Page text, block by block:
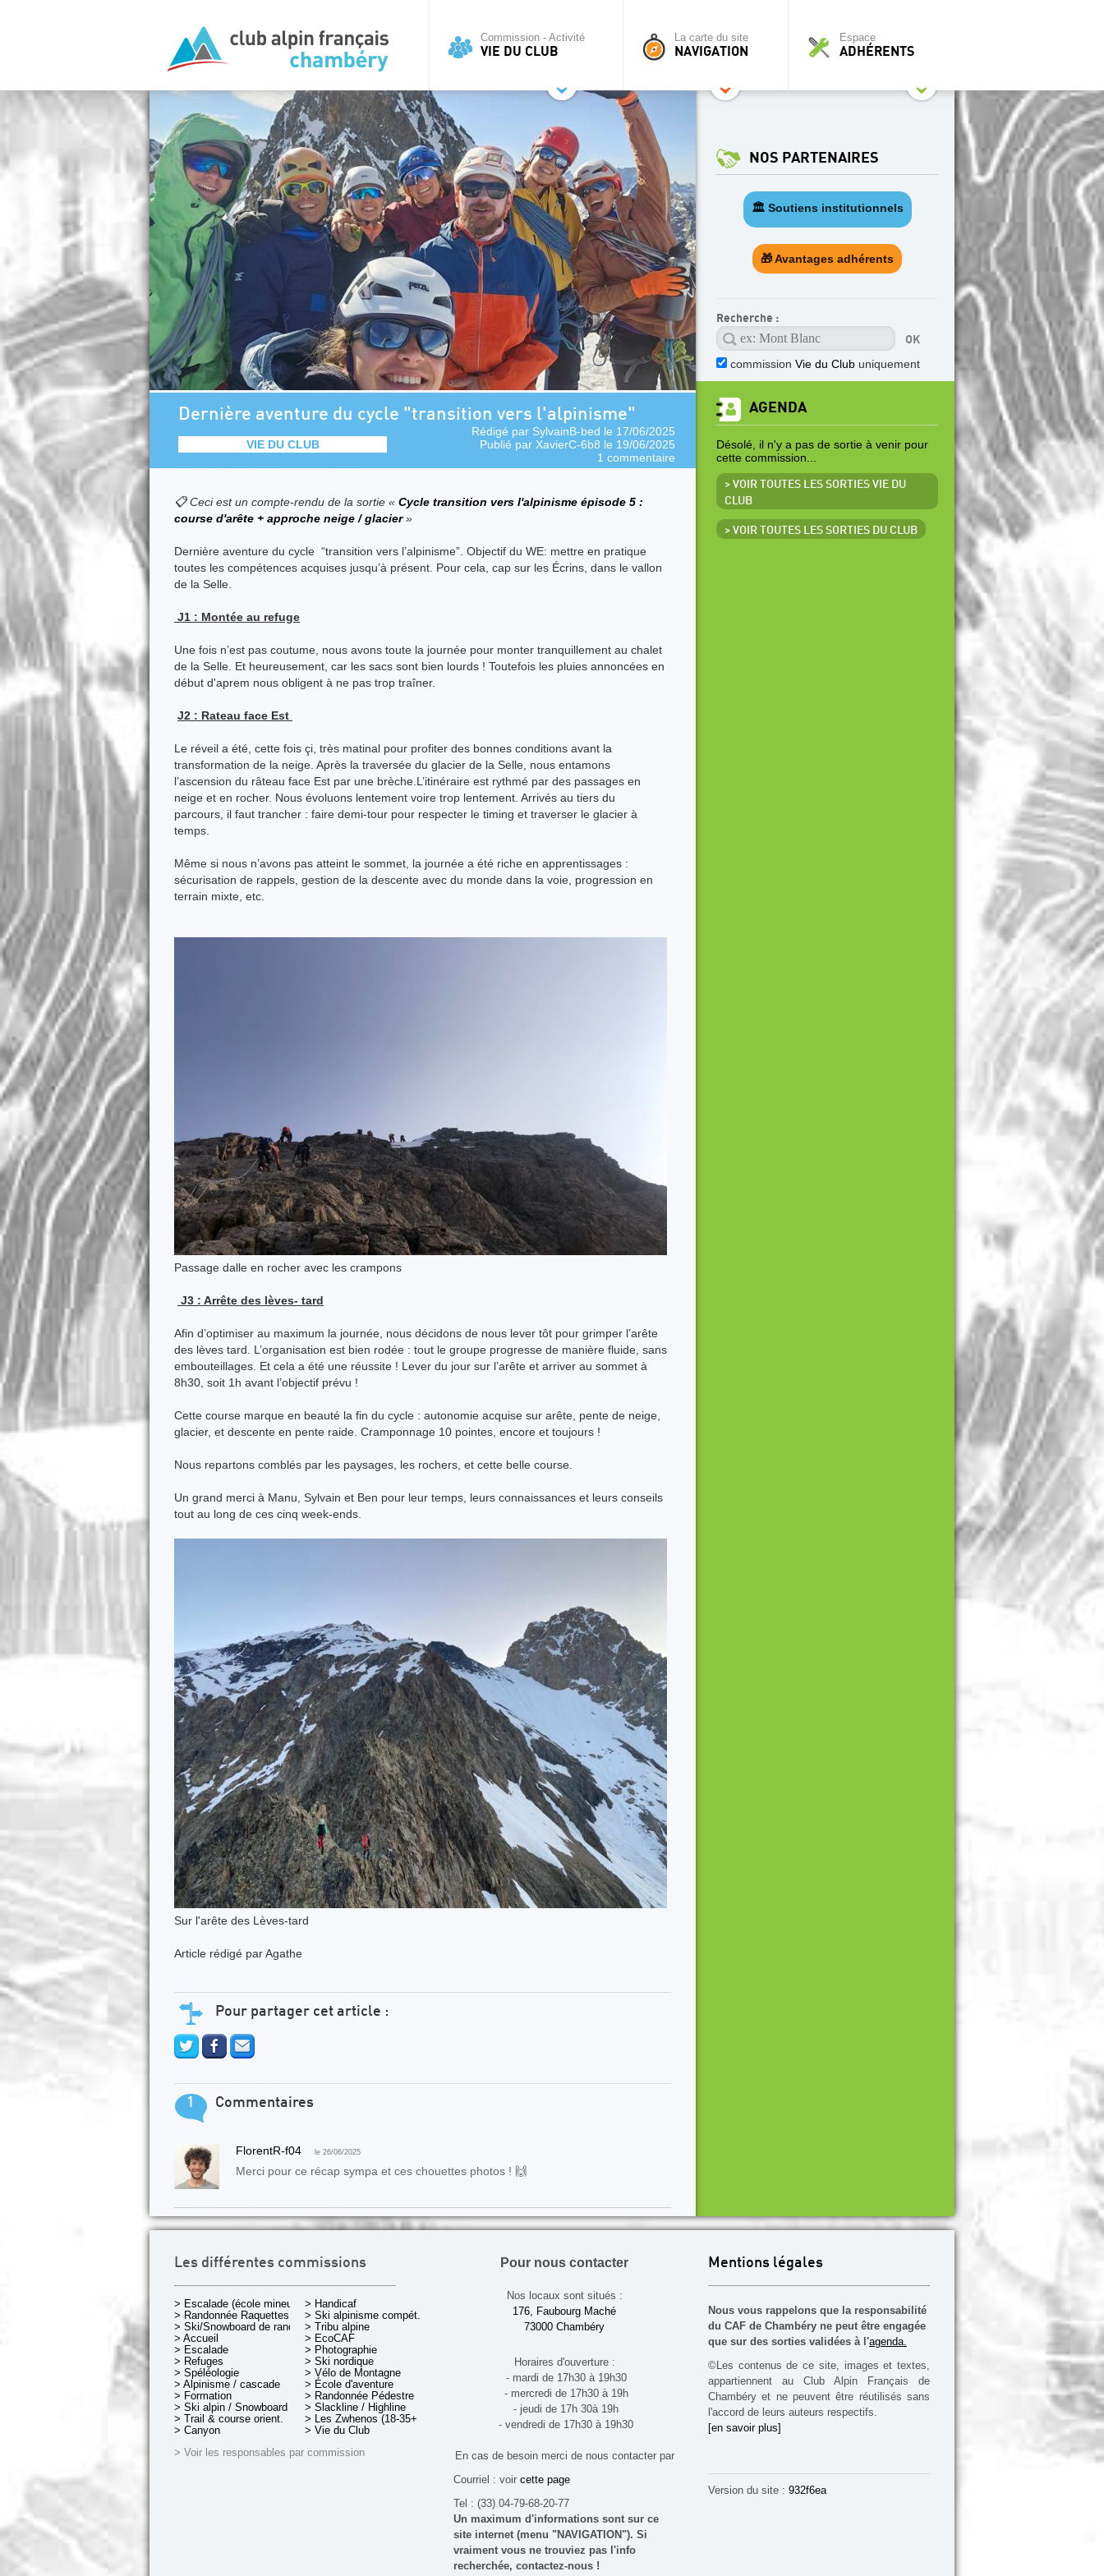
Commission - Activité
VIE DU CLUB
La carte du site
NAVIGATION
Espace
ADHÉRENTS
Dernière aventure du cycle "transition vers l'alpinisme"
VIE DU CLUB
Rédigé par SylvainB-bed le 17/06/2025
Publié par XavierC-6b8 le 19/06/2025
1 commentaire
📋 Ceci est un compte-rendu de la sortie « Cycle transition vers l'alpinisme épisode 5 :
course d'arête + approche neige / glacier»
Dernière aventure du cycle “transition vers l’alpinisme”. Objectif du WE: mettre en pratique
toutes les compétences acquises jusqu’à présent. Pour cela, cap sur les Écrins, dans le vallon
de la Selle.
J1 : Montée au refuge
Une fois n’est pas coutume, nous avons toute la journée pour monter tranquillement au chalet
de la Selle. Et heureusement, car les sacs sont bien lourds ! Toutefois les pluies annoncées en
début d'aprem nous obligent à ne pas trop traîner.
J2 : Rateau face Est
Le réveil a été, cette fois çi, très matinal pour profiter des bonnes conditions avant la
transformation de la neige. Après la traversée du glacier de la Selle, nous entamons
l’ascension du râteau face Est par une brèche.L’itinéraire est rythmé par des passages en
neige et en rocher. Nous évoluons lentement voire trop lentement. Arrivés au tiers du
parcours, il faut trancher : faire demi-tour pour respecter le timing et traverser le glacier à
temps.
Même si nous n’avons pas atteint le sommet, la journée a été riche en apprentissages :
sécurisation de rappels, gestion de la descente avec du monde dans la voie, progression en
terrain mixte, etc.
Passage dalle en rocher avec les crampons
J3 : Arrête des lèves- tard
Afin d’optimiser au maximum la journée, nous décidons de nous lever tôt pour grimper l’arête
des lèves tard. L’organisation est bien rodée : tout le groupe progresse de manière fluide, sans
embouteillages. Et cela a été une réussite ! Lever du jour sur l’arête et arriver au sommet à
8h30, soit 1h avant l’objectif prévu !
Cette course marque en beauté la fin du cycle : autonomie acquise sur arête, pente de neige,
glacier, et descente en pente raide. Cramponnage 10 pointes, encore et toujours !
Nous repartons comblés par les paysages, les rochers, et cette belle course.
Un grand merci à Manu, Sylvain et Ben pour leur temps, leurs connaissances et leurs conseils
tout au long de ces cinq week-ends.
Sur l'arête des Lèves-tard
Article rédigé par Agathe
Pour partager cet article :
1 Commentaires
FlorentR-f04 le 26/06/2025
Merci pour ce récap sympa et ces chouettes photos ! 🙌
NOS PARTENAIRES
🏛️ Soutiens institutionnels
🎁 Avantages adhérents
Recherche :
commission Vie du Club uniquement
AGENDA
Désolé, il n'y a pas de sortie à venir pour
cette commission...
> VOIR TOUTES LES SORTIES VIE DU
CLUB
> VOIR TOUTES LES SORTIES DU CLUB
Les différentes commissions
> Escalade (école mineurs)
> Randonnée Raquettes
> Ski/Snowboard de rando.
> Accueil
> Escalade
> Refuges
> Spéléologie
> Alpinisme / cascade
> Formation
> Ski alpin / Snowboard
> Trail & course orient.
> Canyon
> Handicaf
> Ski alpinisme compét.
> Tribu alpine
> EcoCAF
> Photographie
> Ski nordique
> Vélo de Montagne
> École d'aventure
> Randonnée Pédestre
> Slackline / Highline
> Les Zwhenos (18-35+ ans)
> Vie du Club
> Voir les responsables par commission
Pour nous contacter
Nos locaux sont situés :
176, Faubourg Maché
73000 Chambéry
Horaires d'ouverture :
- mardi de 17h30 à 19h30
- mercredi de 17h30 à 19h
- jeudi de 17h 30à 19h
- vendredi de 17h30 à 19h30
En cas de besoin merci de nous contacter par
Courriel : voir cette page
Tel : (33) 04-79-68-20-77
Un maximum d'informations sont sur ce
site internet (menu "NAVIGATION"). Si
vraiment vous ne trouviez pas l'info
recherchée, contactez-nous !
Mentions légales
Nous vous rappelons que la responsabilité
du CAF de Chambéry ne peut être engagée
que sur des sorties validées à l'agenda.
©Les contenus de ce site, images et textes,
appartiennent au Club Alpin Français de
Chambéry et ne peuvent être réutilisés sans
l'accord de leurs auteurs respectifs.
[en savoir plus]
Version du site : 932f6ea